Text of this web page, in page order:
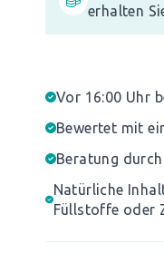
erhalten
Vor 16:00 Uhr
Bewertet mit
Beratung
Natürliche
Füllstoffe oder